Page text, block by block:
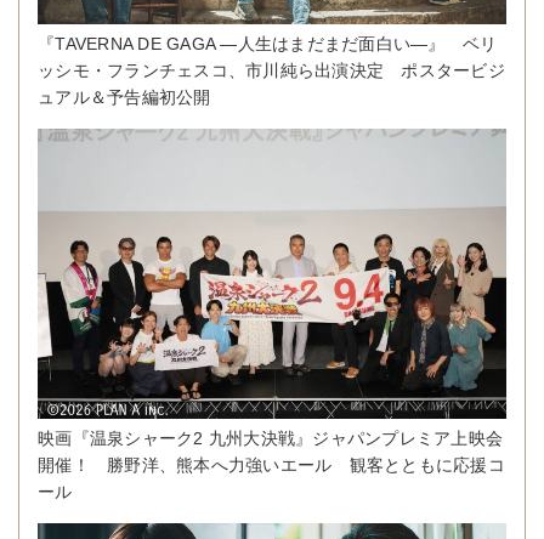
『TAVERNA DE GAGA ―人生はまだまだ面白い―』 ベリ
ッシモ・フランチェスコ、市川純ら出演決定 ポスタービジ
ュアル＆予告編初公開
映画『温泉シャーク2 九州大決戦』ジャパンプレミア上映会
開催！ 勝野洋、熊本へ力強いエール 観客とともに応援コ
ール